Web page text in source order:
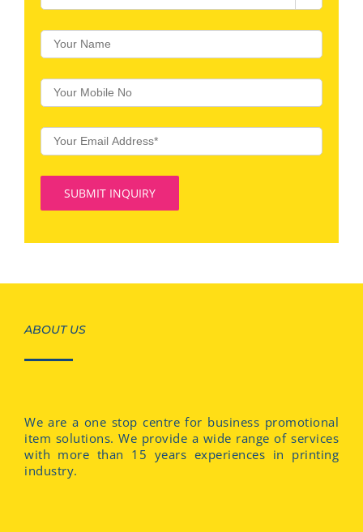
ABOUT US
We are a one stop centre for business promotional
item solutions. We provide a wide range of services
with more than 15 years experiences in printing
industry.